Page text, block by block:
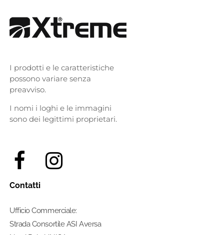
I prodotti e le caratteristiche
possono variare senza
preavviso.
I nomi i loghi e le immagini
sono dei legittimi proprietari.
Contatti
Ufficio Commerciale:
Strada Consortile ASI Aversa